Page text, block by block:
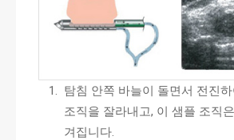
탐침 안쪽 바늘이 돌면서 전진
조직을 잘라내고, 이 샘플 조직
겨집니다.